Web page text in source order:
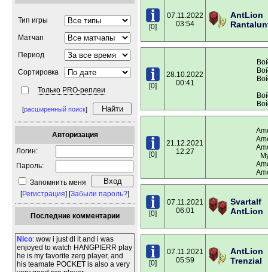
Тип игры
Матчап
Период
Сортировка
Только PRO-реплеи
[расширенный поиск]
Авторизация
Логин:
Пароль:
Запомнить меня
[Регистрация] [Забыли пароль?]
Последние комментарии
Nico: wow i just dl it and i was
enjoyed to watch HANGPIERR play
he is my favorite zerg player, and
his teamate POCKET is also a very
[0]
07.11.2022
03:54
AntLion
[0]
28.10.2022
00:41
[0]
21.12.2021
12:27
[0]
07.11.2021
06:01
Svartalf
AntLion
[0]
07.11.2021
05:59
AntLion
Trenzial